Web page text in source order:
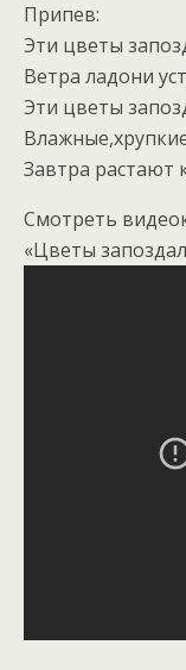
Припев:
Эти цветы
Ветра ладони
Эти цветы
Завтра растают
Смотреть
«Цветы